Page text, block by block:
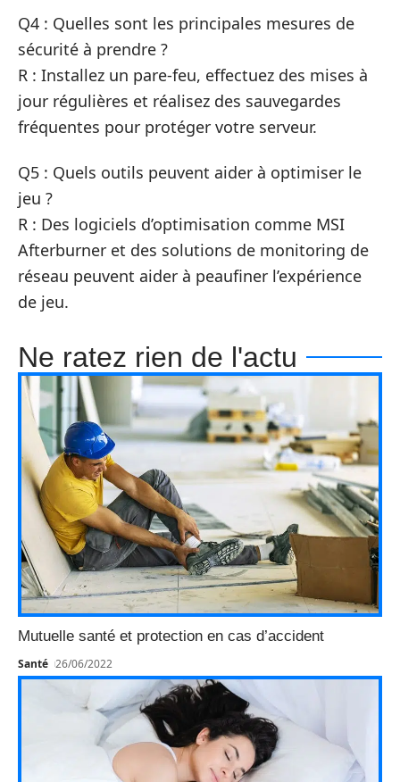
Q4 : Quelles sont les principales mesures de
sécurité à prendre ?
R : Installez un pare-feu, effectuez des mises à
jour régulières et réalisez des sauvegardes
fréquentes pour protéger votre serveur.
Q5 : Quels outils peuvent aider à optimiser le
jeu ?
R : Des logiciels d’optimisation comme MSI
Afterburner et des solutions de monitoring de
réseau peuvent aider à peaufiner l’expérience
de jeu.
Ne ratez rien de l'actu
Mutuelle santé et protection en cas d’accident
Santé 26/06/2022